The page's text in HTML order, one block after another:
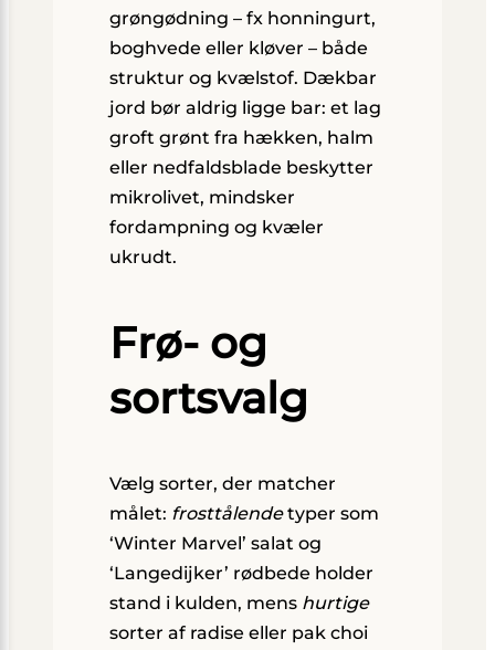
grøngødning – fx honningurt,
boghvede eller kløver – både
struktur og kvælstof. Dækbar
jord bør aldrig ligge bar: et lag
groft grønt fra hækken, halm
eller nedfaldsblade beskytter
mikrolivet, mindsker
fordampning og kvæler
ukrudt.
Frø- og
sortsvalg
Vælg sorter, der matcher
målet: frosttålendetyper som
‘Winter Marvel’ salat og
‘Langedijker’ rødbede holder
stand i kulden, mens hurtige
sorter af radise eller pak choi